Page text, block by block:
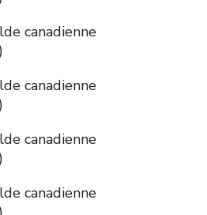
canadienne
canadienne
canadienne
canadienne